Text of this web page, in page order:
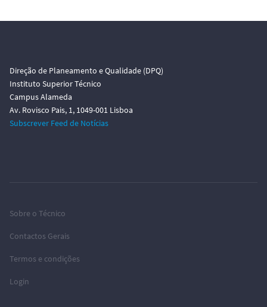
Direção de Planeamento e Qualidade (DPQ)
Instituto Superior Técnico
Campus Alameda
Av. Rovisco Pais, 1, 1049-001 Lisboa
Subscrever Feed de Notícias
Sobre o Técnico
Contactos Gerais
Termos e condições
Login